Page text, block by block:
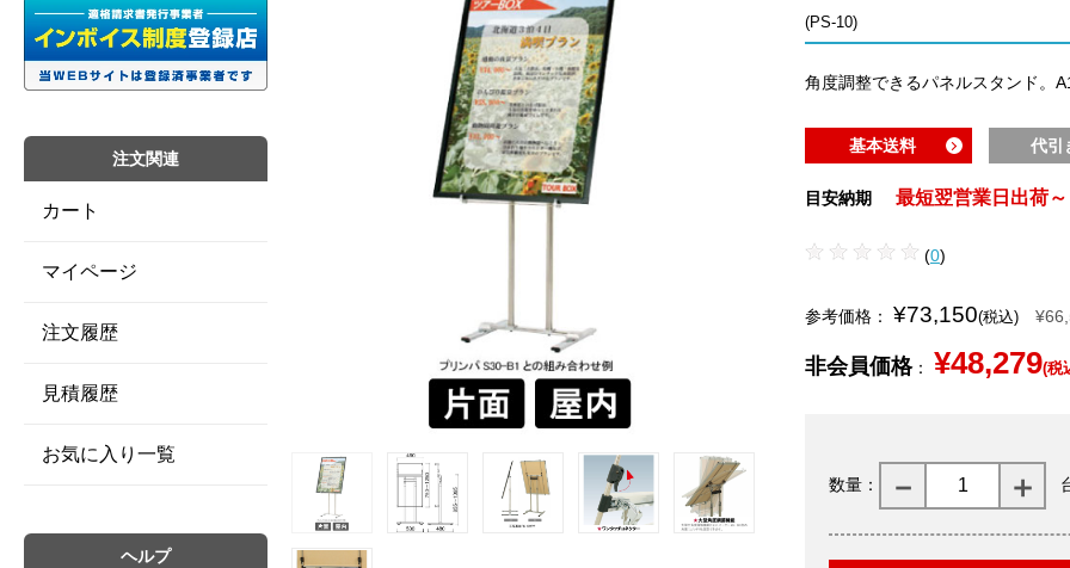
(PS-10)
角度調整できるパネルスタンド。
基本送料 代引
目安納期 最短翌営業日出荷～
(0)
参考価格： ¥73,150(税込)
非会員価格： ¥48,279(税
数量：
注文関連
カート
マイページ
注文履歴
見積履歴
お気に入り一覧
ヘルプ